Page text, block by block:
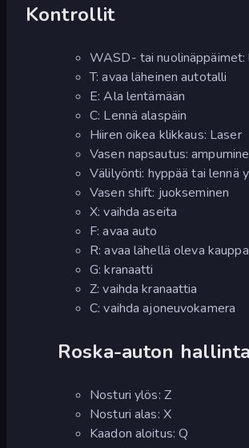
Kontrollit
WASD- tai nuolinäppäimet:
T: avaa läheinen autotalli
E: Ala lentämään
C: Lennä alaspäin
Hiiren oikea klikkaus: Laser
Vasen napsautus:
Välilyönti: hyppää tai lennä
Vasen shift: juokseminen
X: vaihda aseita
F: avaa auto
R: avaa lähellä oleva kauppa
G: kranaatti
Z: vaihda kranaattia
C: vaihda ajoneuvokamera
Roska-auton
Nosturi ylös: Z
Nosturi alas: X
Kaadon aloitus: Q